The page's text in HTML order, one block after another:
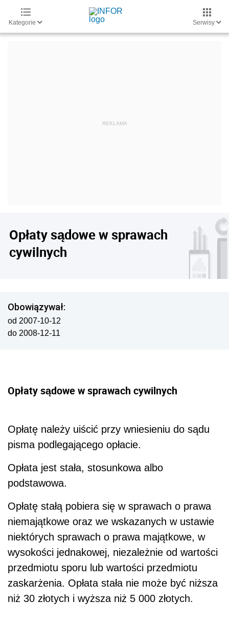
Kategorie Serwisy
Opłaty sądowe w sprawach
cywilnych
Obowiązywał:
od 2007-10-12
do 2008-12-11
Opłaty sądowe w sprawach cywilnych
Opłatę należy uiścić przy wniesieniu do sądu
pisma podlegającego opłacie.
Opłata jest stała, stosunkowa albo
podstawowa.
Opłatę stałą pobiera się w sprawach o prawa
niemajątkowe oraz we wskazanych w ustawie
niektórych sprawach o prawa majątkowe, w
wysokości jednakowej, niezależnie od wartości
przedmiotu sporu lub wartości przedmiotu
zaskarżenia. Opłata stała nie może być niższa
niż 30 złotych i wyższa niż 5 000 złotych.